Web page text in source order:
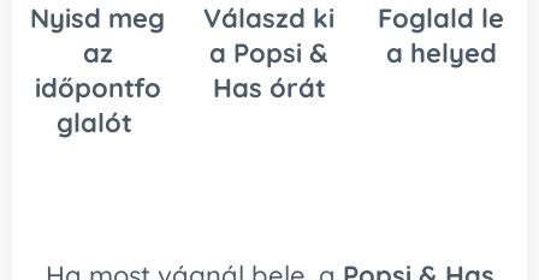
Nyisd meg
az
időpontfo
glalót
Válaszd ki
a Popsi &
Has órát
Foglald le
a helyed